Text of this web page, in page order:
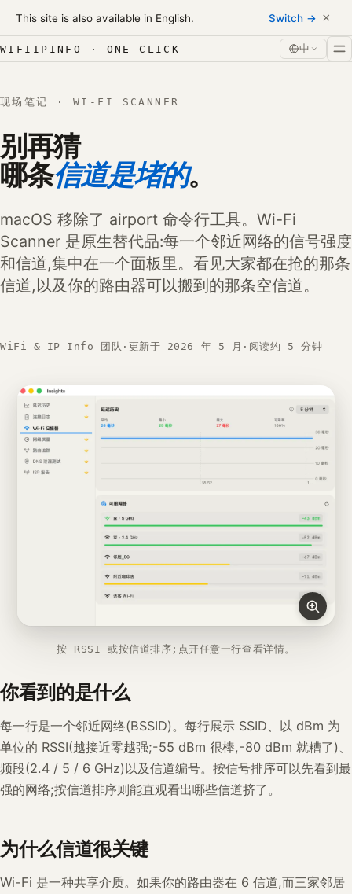
This site is also available in English. Switch → ×
跳转到内容
WIFIIPINFO · ONE CLICK 中
现场笔记 · WI-FI SCANNER
别再猜
哪条信道是堵的。
macOS 移除了 airport 命令行工具。Wi-Fi
Scanner 是原生替代品:每一个邻近网络的信号强度
和信道,集中在一个面板里。看见大家都在抢的那条
信道,以及你的路由器可以搬到的那条空信道。
WiFi & IP Info 团队 · 更新于 2026 年 5 月 · 阅读约 5 分钟
按 RSSI 或按信道排序;点开任意一行查看详情。
你看到的是什么
每一行是一个邻近网络(BSSID)。每行展示 SSID、以 dBm 为
单位的 RSSI(越接近零越强;-55 dBm 很棒,-80 dBm 就糟了)、
频段(2.4 / 5 / 6 GHz)以及信道编号。按信号排序可以先看到最
强的网络;按信道排序则能直观看出哪些信道挤了。
为什么信道很关键
Wi-Fi 是一种共享介质。如果你的路由器在 6 信道,而三家邻居